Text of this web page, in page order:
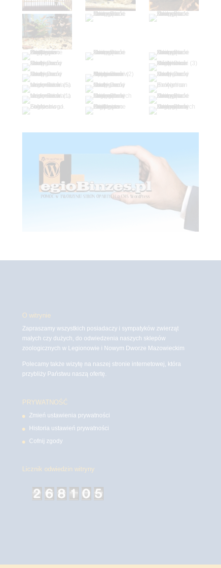
O witrynie
Zapraszamy wszystkich posiadaczy i sympatyków zwierząt
małych czy dużych, do odwiedzenia naszych sklepów
zoologicznych w Legionowie i Nowym Dworze Mazowieckim
Polecamy także wizytę na naszej stronie internetowej, która
przybliży Państwu naszą ofertę.
PRYWATNOŚĆ
Zmień ustawienia prywatności
Historia ustawień prywatności
Cofnij zgody
Licznik odwiedzin witryny